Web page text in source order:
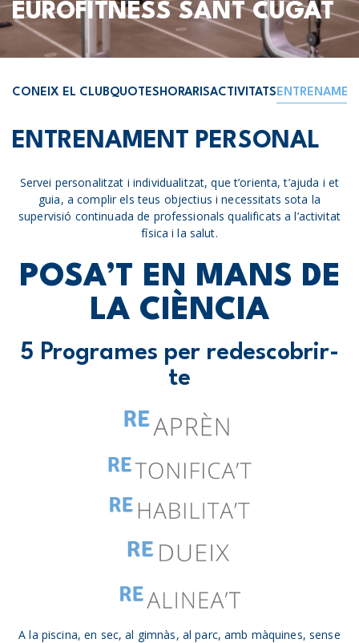
EUROFITNESS SANT CUGAT
CONEIX EL CLUBQUOTESHORARISACTIVITATS
ENTRENAMENT PERSONAL
Servei personalitzat i individualitzat, que t’orienta, t’ajuda i et
guia, a complir els teus objectius i necessitats sota la
supervisió continuada de professionals qualificats a l’activitat
física i la salut.
POSA’T EN MANS DE
LA CIÈNCIA
5 Programes per redescobrir-
te
A la piscina, en sec, al gimnàs, al parc, amb màquines, sense